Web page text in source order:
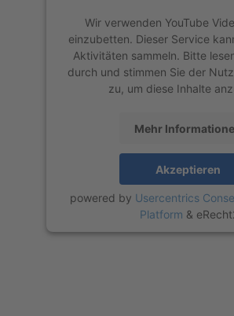
Wir verwenden YouTube
einzubetten. Dieser Service
Aktivitäten sammeln. Bitte
durch und stimmen Sie der
zu, um diese Inhalte
Mehr
Akzeptieren
powered by Usercentrics
Platform &